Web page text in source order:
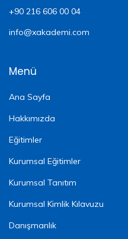
+90 216 606 00 04
info@xakademi.com
Menü
Ana Sayfa
Hakkımızda
Eğitimler
Kurumsal Eğitimler
Kurumsal Tanıtım
Kurumsal Kimlik Kılavuzu
Danışmanlık